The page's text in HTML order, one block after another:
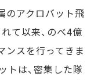
のアクロバット飛
て以来、のべ4億
ンスを行ってきま
トは、密集した隊